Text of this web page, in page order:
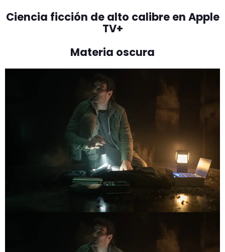
Ciencia ficción de alto calibre en Apple
TV+
Materia oscura